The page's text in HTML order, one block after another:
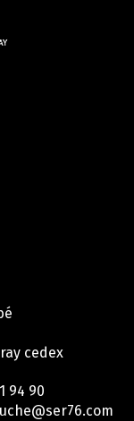
cedex
94 90